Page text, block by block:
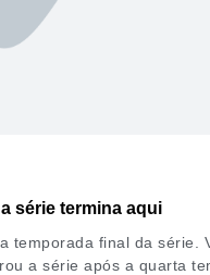
série termina aqui
temporada final da série.
a série após a quarta